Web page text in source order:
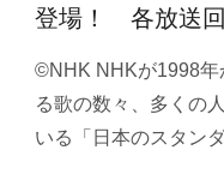
登場！ 各放送
©NHK NHKが1998年
る歌の数々、多くの
いる「日本のスタン